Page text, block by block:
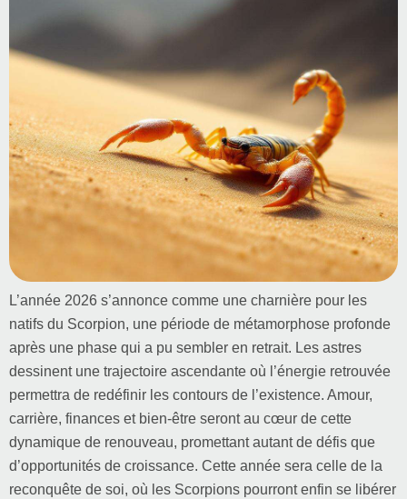
L’année 2026 s’annonce comme une charnière pour les
natifs du Scorpion, une période de métamorphose profonde
après une phase qui a pu sembler en retrait. Les astres
dessinent une trajectoire ascendante où l’énergie retrouvée
permettra de redéfinir les contours de l’existence. Amour,
carrière, finances et bien-être seront au cœur de cette
dynamique de renouveau, promettant autant de défis que
d’opportunités de croissance. Cette année sera celle de la
reconquête de soi, où les Scorpions pourront enfin se libérer